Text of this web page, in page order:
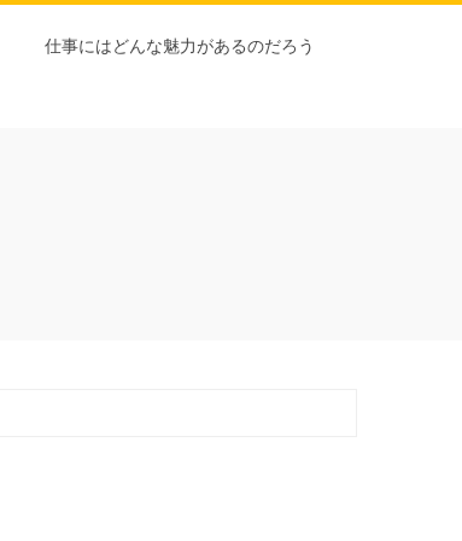
仕事にはどんな魅力があるのだろう